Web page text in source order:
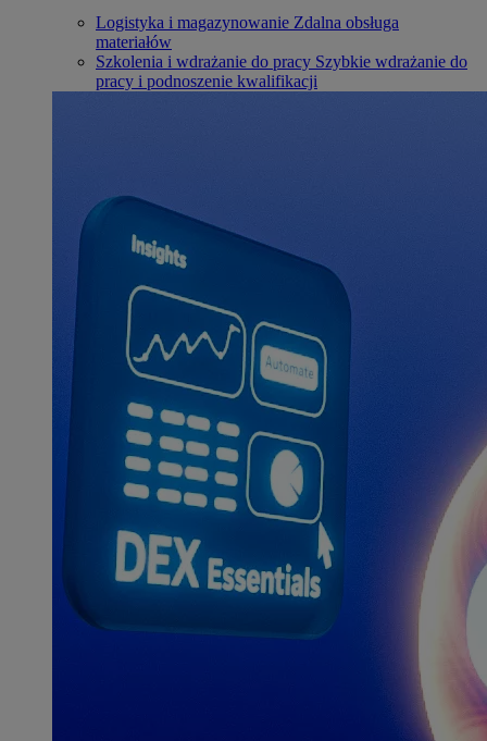
Logistyka i magazynowanie Zdalna obsługa
materiałów
Szkolenia i wdrażanie do pracy Szybkie wdrażanie do
pracy i podnoszenie kwalifikacji